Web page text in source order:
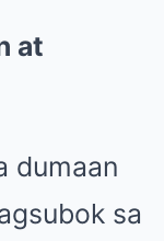
at
dumaan
sa